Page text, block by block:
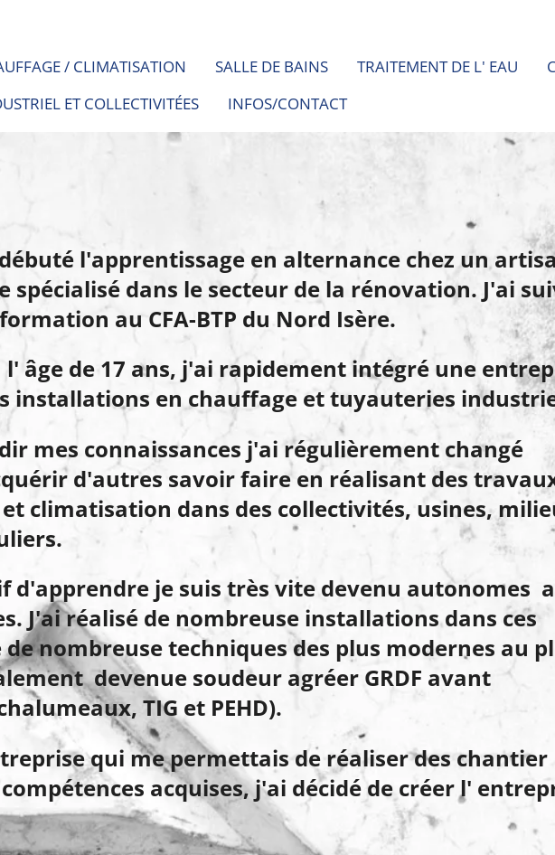
/ CLIMATISATION SALLE DE BAINS TRAITEMENT DE L' EAU
ET COLLECTIVITÉES
INFOS/CONTACT
l'apprentissage en alternance chez un
dans le secteur de la rénovation. J'ai
au CFA-BTP du Nord Isère.
âge de 17 ans, j'ai rapidement intégré une
installations en chauffage et tuyauteries
mes connaissances j'ai régulièrement changé
d'autres savoir faire en réalisant des
climatisation dans des collectivités, usines,
d'apprendre je suis très vite devenu autonomes
J'ai réalisé de nombreuse installations dans ces
nombreuse techniques des plus modernes au
devenue soudeur agréer GRDF avant
TIG et PEHD).
qui me permettais de réaliser des chantier
acquises, j'ai décidé de créer l'